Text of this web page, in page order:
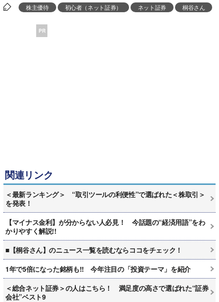
株主優待 初心者（ネット証券） ネット証券 桐谷さん
PR
関連リンク
＜最新ランキング＞ “取引ツールの利便性”で選ばれた＜株取引＞
を発表！
【マイナス金利】が分からない人必見！ 今話題の“経済用語”をわ
かりやすく解説!!
■【桐谷さん】のニュース一覧を読むならココをチェック！
1年で5倍になった銘柄も!! 今年注目の「投資テーマ」を紹介
＜総合ネット証券＞の人はこちら！ 満足度の高さで選ばれた“証券
会社”ベスト9